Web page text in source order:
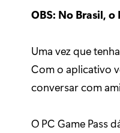
OBS: No Brasil, o
Uma vez que
Com o aplicativo
conversar com
O PC Game Pass